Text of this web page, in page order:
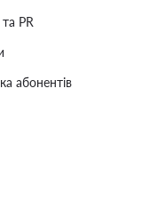
PR
абонентів